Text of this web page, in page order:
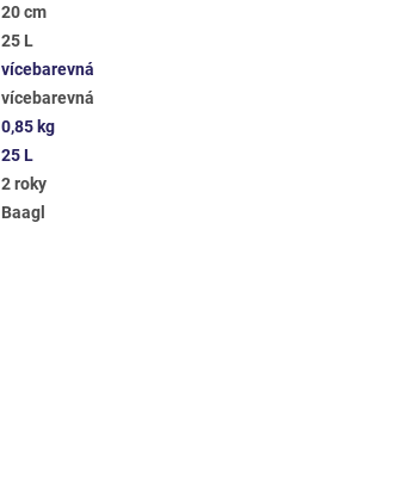
20 cm
25 L
vícebarevná
vícebarevná
0,85 kg
25 L
2 roky
Baagl